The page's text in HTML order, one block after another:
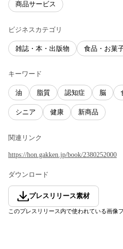
商品サービス
ビジネスカテゴリ
雑誌・本・出版物 食品・お菓
キーワード
油 脂質 認知症 脳
シニア 健康 新商品
関連リンク
https://hon.gakken.jp/book/2380252000
ダウンロード
プレスリリース素材
このプレスリリース内で使われている画像